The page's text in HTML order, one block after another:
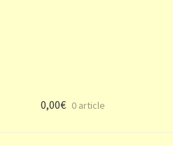
0,00€ 0 article